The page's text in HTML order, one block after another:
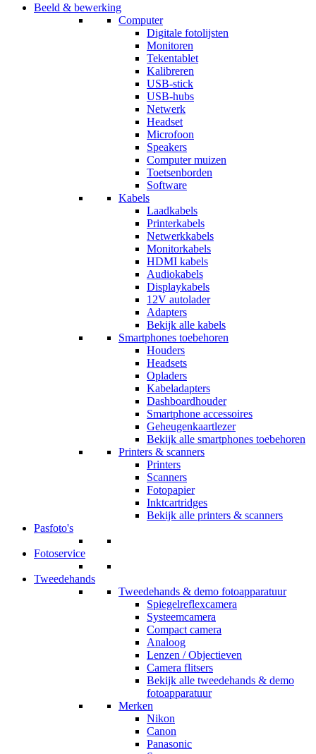
Beeld & bewerking
Computer
Digitale fotolijsten
Monitoren
Tekentablet
Kalibreren
USB-stick
USB-hubs
Netwerk
Headset
Microfoon
Speakers
Computer muizen
Toetsenborden
Software
Kabels
Laadkabels
Printerkabels
Netwerkkabels
Monitorkabels
HDMI kabels
Audiokabels
Displaykabels
12V autolader
Adapters
Bekijk alle kabels
Smartphones toebehoren
Houders
Headsets
Opladers
Kabeladapters
Dashboardhouder
Smartphone accessoires
Geheugenkaartlezer
Bekijk alle smartphones toebehoren
Printers & scanners
Printers
Scanners
Fotopapier
Inktcartridges
Bekijk alle printers & scanners
Pasfoto's
Fotoservice
Tweedehands
Tweedehands & demo fotoapparatuur
Spiegelreflexcamera
Systeemcamera
Compact camera
Analoog
Lenzen / Objectieven
Camera flitsers
Bekijk alle tweedehands & demo
fotoapparatuur
Merken
Nikon
Canon
Panasonic